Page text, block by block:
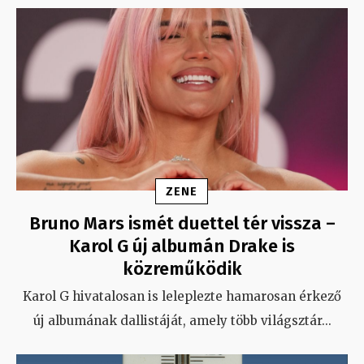
ZENE
Bruno Mars ismét duettel tér vissza –
Karol G új albumán Drake is
közreműködik
Karol G hivatalosan is leleplezte hamarosan érkező
új albumának dallistáját, amely több világsztár...